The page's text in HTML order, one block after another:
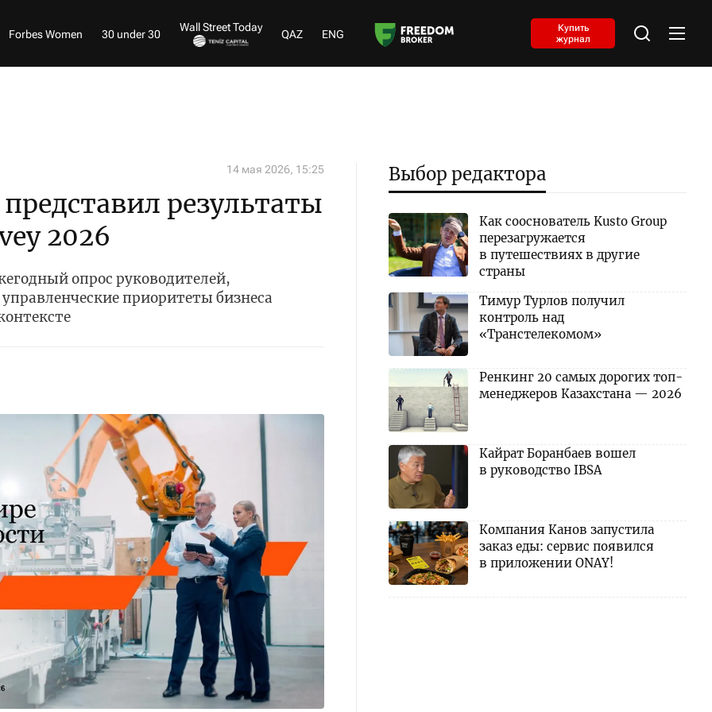
Forbes Women 30 under 30
Wall Street Today
QAZ ENG
Купить
журнал
14 мая 2026, 15:25
результаты
2026
опрос руководителей,
приоритеты бизнеса
Выбор редактора
Как сооснователь Kusto Group
перезагружается
в путешествиях в другие
страны
Тимур Турлов получил
контроль над
«Транстелекомом»
Ренкинг 20 самых дорогих топ-
менеджеров Казахстана — 2026
Кайрат Боранбаев вошел
в руководство IBSA
Компания Канов запустила
заказ еды: сервис появился
в приложении ONAY!